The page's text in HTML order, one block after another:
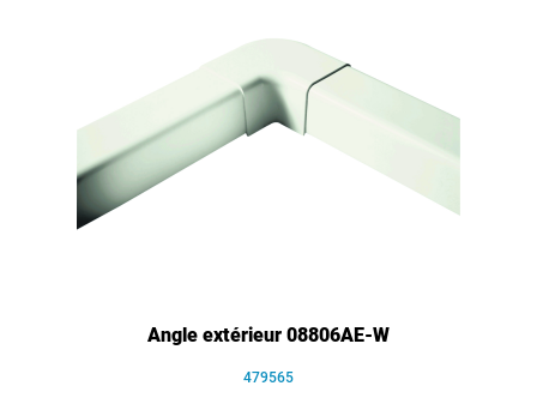
Angle extérieur 08806AE-W
479565